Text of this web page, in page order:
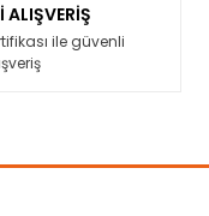
bulunuyor.
daha pahalı.
ALIŞVERİŞ
ile güvenli